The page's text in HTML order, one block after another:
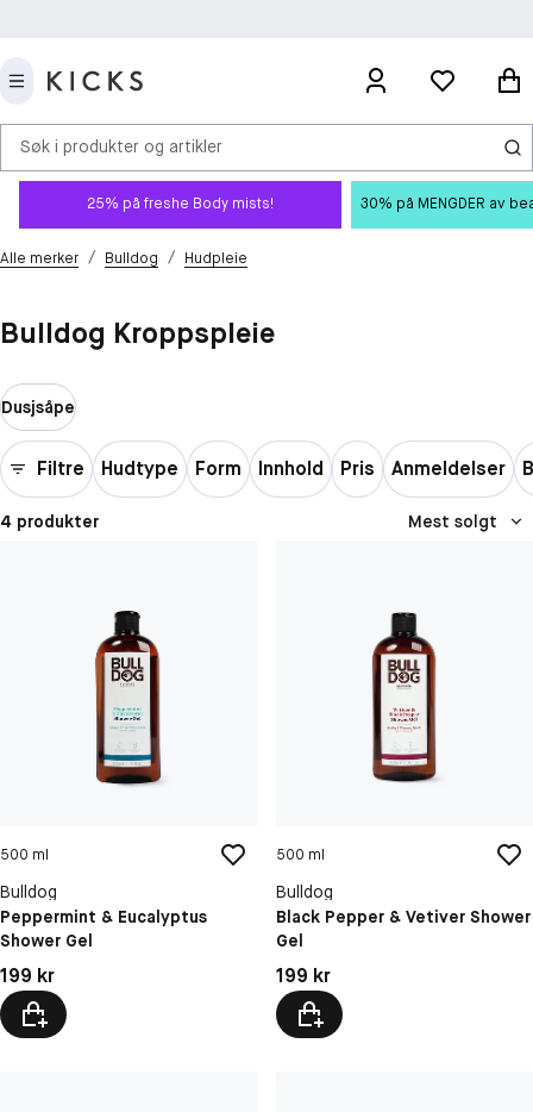
Søk i produkter og artikler
25% på freshe Body mists! 30% på MENGDER av
Alle merker / Bulldog / Hudpleie
Bulldog Kroppspleie
Dusjsåpe
Filtre Hudtype Form Innhold Pris Anmeldelser
4 produkter Mest solgt
500 ml
Bulldog
Peppermint & Eucalyptus
Shower Gel
Pris: 199 kr
199 kr
500 ml
Bulldog
Black Pepper & Vetiver Shower
Gel
Pris: 199 kr
199 kr